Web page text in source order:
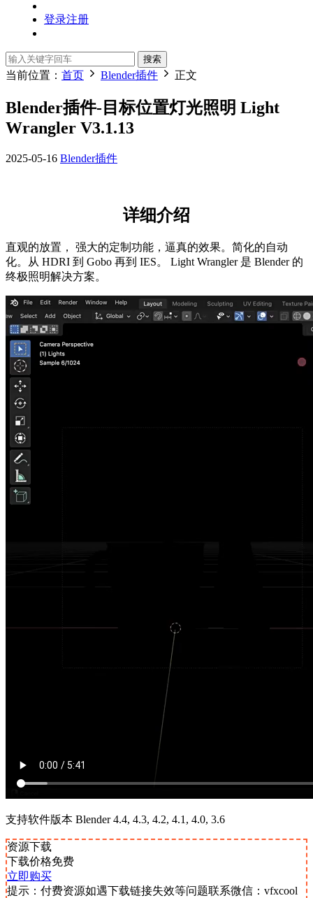
登录注册
搜索
当前位置： 首页 Blender插件 正文
Blender插件-目标位置灯光照明 Light
Wrangler V3.1.13
2025-05-16 Blender插件
详细介绍
直观的放置， 强大的定制功能，逼真的效果。简化的自动
化。从 HDRI 到 Gobo 再到 IES。 Light Wrangler 是 Blender 的
终极照明解决方案。
支持软件版本 Blender 4.4, 4.3, 4.2, 4.1, 4.0, 3.6
资源下载
下载价格免费
立即购买
提示：付费资源如遇下载链接失效等问题联系微信：vfxcool